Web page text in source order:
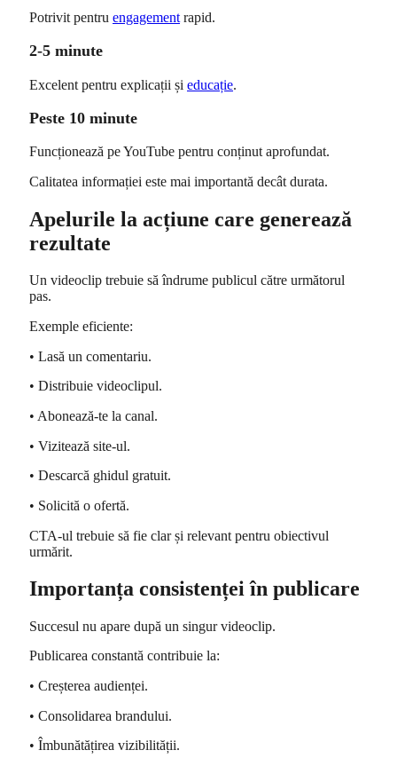
Potrivit pentru engagement rapid.
2-5 minute
Excelent pentru explicații și educație.
Peste 10 minute
Funcționează pe YouTube pentru conținut aprofundat.
Calitatea informației este mai importantă decât durata.
Apelurile la acțiune care generează
rezultate
Un videoclip trebuie să îndrume publicul către următorul
pas.
Exemple eficiente:
• Lasă un comentariu.
• Distribuie videoclipul.
• Abonează-te la canal.
• Vizitează site-ul.
• Descarcă ghidul gratuit.
• Solicită o ofertă.
CTA-ul trebuie să fie clar și relevant pentru obiectivul
urmărit.
Importanța consistenței în publicare
Succesul nu apare după un singur videoclip.
Publicarea constantă contribuie la:
• Creșterea audienței.
• Consolidarea brandului.
• Îmbunătățirea vizibilității.